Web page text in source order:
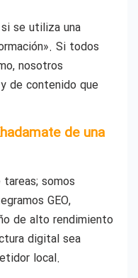
se utiliza una
Si todos
nosotros
de contenido que
de una
somos
GEO,
de alto rendimiento
digital sea
local.